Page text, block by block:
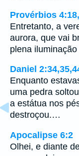
Provérbios
Entretanto, a
aurora, que vai
plena
Daniel
Enquanto
uma pedra
a estátua nos
destroçou.…
Apocalipse 6:2
Olhei, e diante